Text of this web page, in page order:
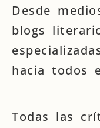
Desde
blogs
hacia todos
Todas las